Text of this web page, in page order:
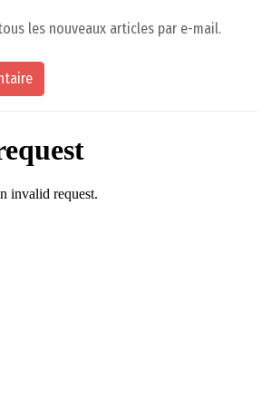
les nouveaux articles par e-mail.